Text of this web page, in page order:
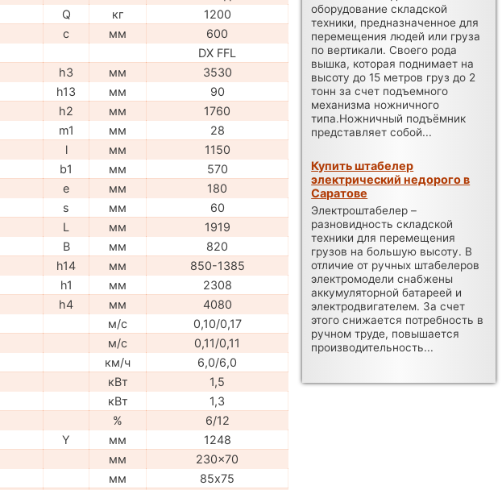
Q кг
1200
c мм
600
DX FFL
h3 мм
3530
h13 мм
90
h2 мм
1760
m1 мм
28
l мм
1150
b1 мм
570
e мм
180
s мм
60
L мм
1919
B мм
820
h14 мм
850-1385
h1 мм
2308
h4 мм
4080
м/с
0,10/0,17
м/с
0,11/0,11
км/ч
6,0/6,0
кВт
1,5
кВт
1,3
%
6/12
Y мм
1248
мм
230x70
мм
85х75
оборудование складской
техники, предназначенное для
перемещения людей или груза
по вертикали. Своего рода
вышка, которая поднимает на
высоту до 15 метров груз до 2
тонн за счет подъемного
механизма ножничного
типа.Ножничный подъёмник
представляет собой...
Купить штабелер
электрический недорого в
Саратове
Электроштабелер –
разновидность складской
техники для перемещения
грузов на большую высоту. В
отличие от ручных штабелеров
электромодели снабжены
аккумуляторной батареей и
электродвигателем. За счет
этого снижается потребность в
ручном труде, повышается
производительность...